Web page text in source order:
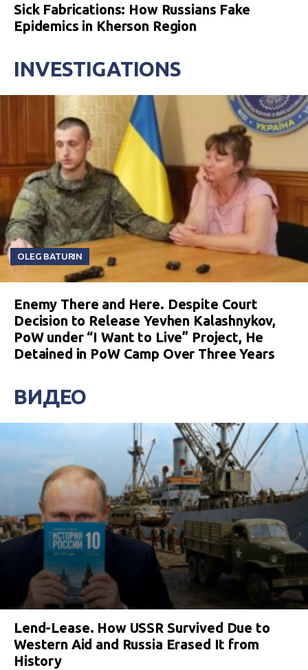
Sick Fabrications: How Russians Fake
Epidemics in Kherson Region
INVESTIGATIONS
OLEG BATURIN
Enemy There and Here. Despite Court
Decision to Release Yevhen Kalashnykov,
PoW under “I Want to Live” Project, He
Detained in PoW Camp Over Three Years
ВИДЕО
Lend-Lease. How USSR Survived Due to
Western Aid and Russia Erased It from
History